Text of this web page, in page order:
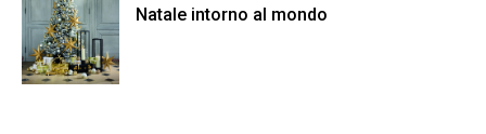
Natale intorno al mondo